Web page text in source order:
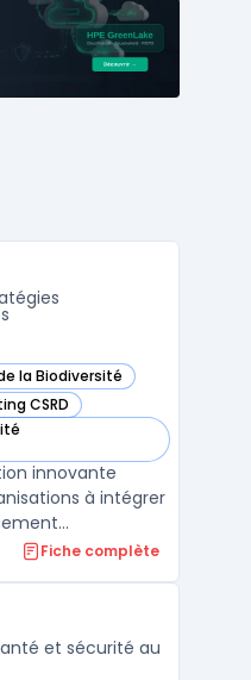
des facteurs
d'une interface
fac ...
la Biodiversité
catégorie
CSRD
catégorie
catégorie
innovante
à intégrer
des outils
de OnePlan ...
Fiche complète
et sécurité au